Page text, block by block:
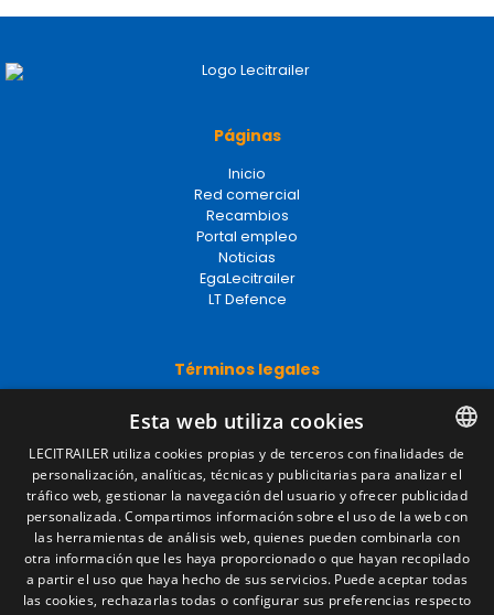
Páginas
Inicio
Red comercial
Recambios
Portal empleo
Noticias
EgaLecitrailer
LT Defence
Términos legales
Política de privacidad
Política de cookies
Condiciones generales de venta
Gestionar cookies
Contacto
Camino de los Huertos, S/N. Apdo 100
SPANISH
ENGLISH
FRENCH
ITALIAN
Esta web utiliza cookies
LECITRAILER utiliza cookies propias y de terceros con finalidades de
personalización, analíticas, técnicas y publicitarias para analizar el
tráfico web, gestionar la navegación del usuario y ofrecer publicidad
personalizada. Compartimos información sobre el uso de la web con
las herramientas de análisis web, quienes pueden combinarla con
otra información que les haya proporcionado o que hayan recopilado
a partir el uso que haya hecho de sus servicios. Puede aceptar todas
las cookies, rechazarlas todas o configurar sus preferencias respecto